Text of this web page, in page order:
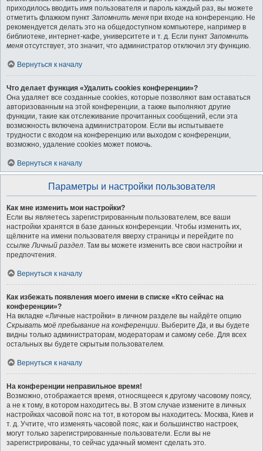
приходилось вводить имя пользователя и пароль каждый раз, вы можете
отметить флажком пункт Запомнить меня при входе на конференцию. Не
рекомендуется делать это на общедоступном компьютере, например в
библиотеке, интернет-кафе, университете и т. д. Если пункт Запомнить
меня отсутствует, это значит, что администратор отключил эту функцию.
Вернуться к началу
Что делает функция «Удалить cookies конференции»?
Она удаляет все созданные cookies, которые позволяют вам оставаться
авторизованным на этой конференции, а также выполняют другие
функции, такие как отслеживание прочитанных сообщений, если эта
возможность включена администратором. Если вы испытываете
трудности с входом на конференцию или выходом с конференции,
возможно, удаление cookies может помочь.
Вернуться к началу
Параметры и настройки пользователя
Как мне изменить мои настройки?
Если вы являетесь зарегистрированным пользователем, все ваши
настройки хранятся в базе данных конференции. Чтобы изменить их,
щёлкните на имени пользователя вверху страницы и перейдите по
ссылкеЛичный раздел. Там вы можете изменить все свои настройки и
предпочтения.
Вернуться к началу
Как избежать появления моего имени в списке «Кто сейчас на
конференции»?
На вкладке «Личные настройки» в личном разделе вы найдёте опцию
Скрывать моё пребывание на конференции. ВыберитеДа, и вы будете
видны только администраторам, модераторам и самому себе. Для всех
остальных вы будете скрытым пользователем.
Вернуться к началу
На конференции неправильное время!
Возможно, отображается время, относящееся к другому часовому поясу,
а не к тому, в котором находитесь вы. В этом случае измените в личных
настройках часовой пояс на тот, в котором вы находитесь: Москва, Киев и
т. д. Учтите, что изменять часовой пояс, как и большинство настроек,
могут только зарегистрированные пользователи. Если вы не
зарегистрированы, то сейчас удачный момент сделать это.